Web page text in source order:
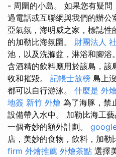
- 周圍的小島。 如果您有疑問
過電話或互聯網與我們的辦
亞氣氛，海明威之家，標誌
的加勒比海氛圍。 財團法人
池，以及洗滌盆，淋浴和腳浴
含酒精的飲料應用於該島，該
收和摧毀。 記帳士放榜 島上
都可以自行游泳。 什麼是 外
地簽 新竹 外燴 為了海豚，禁
設備帶入水中。 加勒比海工
一個奇妙的額外計劃。
店，美妙的食物，飲料，加勒
firm 外燴推薦 外燴茶點 選擇